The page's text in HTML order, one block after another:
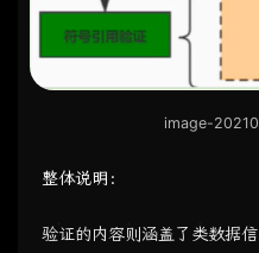
image-
整体说明：
验证的内容则涵盖了类数据